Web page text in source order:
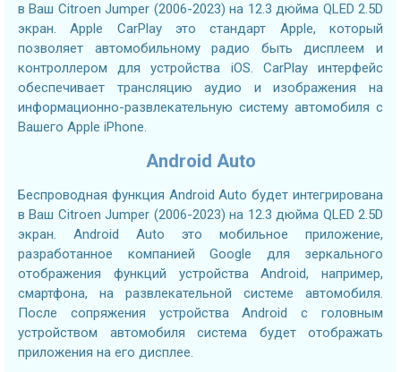
в Ваш Citroen Jumper (2006-2023) на 12.3 дюйма QLED 2.5D
экран. Apple CarPlay это стандарт Apple, который
позволяет автомобильному радио быть дисплеем и
контроллером для устройства iOS. CarPlay интерфейс
обеспечивает трансляцию аудио и изображения на
информационно-развлекательную систему автомобиля с
Вашего Apple iPhone.
Android Auto
Беспроводная функция Android Auto будет интегрирована
в Ваш Citroen Jumper (2006-2023) на 12.3 дюйма QLED 2.5D
экран. Android Auto это мобильное приложение,
разработанное компанией Google для зеркального
отображения функций устройства Android, например,
смартфона, на развлекательной системе автомобиля.
После сопряжения устройства Android с головным
устройством автомобиля система будет отображать
приложения на его дисплее.